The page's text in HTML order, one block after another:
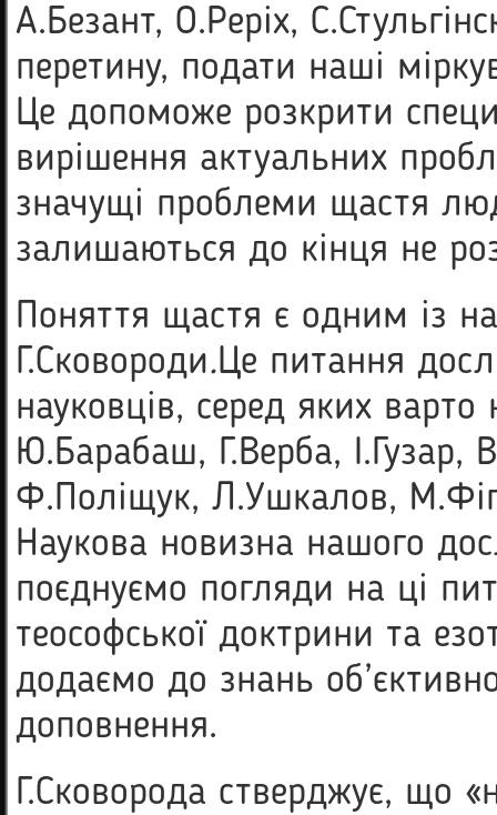
А.Безант, О.Реріх,
перетину, подати наші
Це допоможе розкрити
вирішення актуальних
значущі проблеми щастя
залишаються до кінця не
Поняття щастя є одним із
Г.Сковороди.Це питання
науковців, серед яких варто
Ю.Барабаш, Г.Верба, І.Гузар,
Ф.Поліщук, Л.Ушкалов,
Наукова новизна нашого
поєднуємо погляди на ці
теософської доктрини та
додаємо до знань
доповнення.
Г.Сковорода стверджує, що